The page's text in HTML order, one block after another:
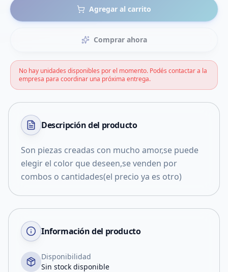
Agregar al carrito
Comprar ahora
No hay unidades disponibles por el momento. Podés contactar a la
empresa para coordinar una próxima entrega.
Descripción del producto
Son piezas creadas con mucho amor,se puede
elegir el color que deseen,se venden por
combos o cantidades(el precio ya es otro)
Información del producto
Disponibilidad
Sin stock disponible